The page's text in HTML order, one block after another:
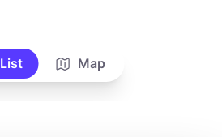
List Map